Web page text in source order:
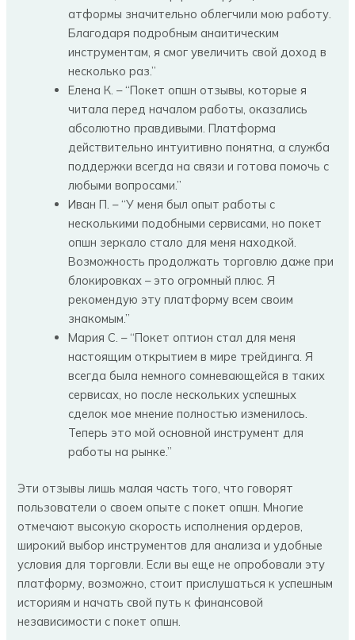
атформы значительно облегчили мою работу.
Благодаря подробным анаитическим
инструментам, я смог увеличить свой доход в
несколько раз.”
Елена К. – “Покет опшн отзывы, которые я
читала перед началом работы, оказались
абсолютно правдивыми. Платформа
действительно интуитивно понятна, а служба
поддержки всегда на связи и готова помочь с
любыми вопросами.”
Иван П. – “У меня был опыт работы с
несколькими подобными сервисами, но покет
опшн зеркало стало для меня находкой.
Возможность продолжать торговлю даже при
блокировках – это огромный плюс. Я
рекомендую эту платформу всем своим
знакомым.”
Мария С. – “Покет оптион стал для меня
настоящим открытием в мире трейдинга. Я
всегда была немного сомневающейся в таких
сервисах, но после нескольких успешных
сделок мое мнение полностью изменилось.
Теперь это мой основной инструмент для
работы на рынке.”
Эти отзывы лишь малая часть того, что говорят
пользователи о своем опыте с покет опшн. Многие
отмечают высокую скорость исполнения ордеров,
широкий выбор инструментов для анализа и удобные
условия для торговли. Если вы еще не опробовали эту
платформу, возможно, стоит прислушаться к успешным
историям и начать свой путь к финансовой
независимости с покет опшн.